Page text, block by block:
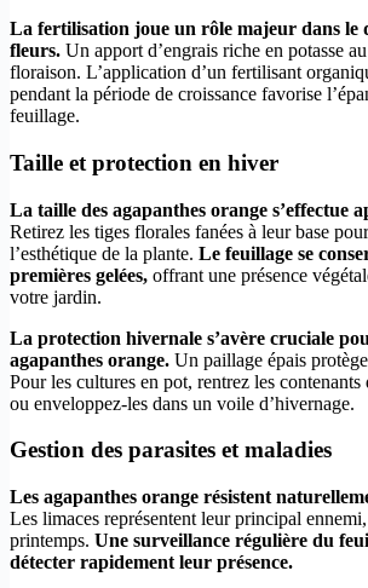
La fertilisation joue un rôle majeur dans le
fleurs. Un apport d’engrais riche en potasse
floraison. L’application d’un fertilisant
pendant la période de croissance favorise
feuillage.
Taille et protection en hiver
La taille des agapanthes orange s’effectue
Retirez les tiges florales fanées à leur base
l’esthétique de la plante. Le feuillage se
premières gelées, offrant une présence
votre jardin.
La protection hivernale s’avère cruciale
agapanthes orange. Un paillage épais
Pour les cultures en pot, rentrez les
ou enveloppez-les dans un voile d’hivernage.
Gestion des parasites et maladies
Les agapanthes orange résistent
Les limaces représentent leur principal
printemps. Une surveillance régulière du
détecter rapidement leur présence.